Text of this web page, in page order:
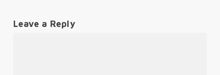
Leave a Reply